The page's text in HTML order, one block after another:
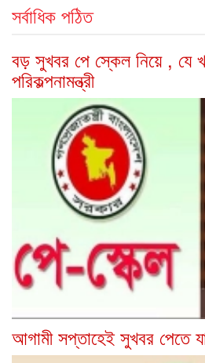
সর্বাধিক পঠিত
বড় সুখবর পে স্কেল নিয়ে , যে
পরিকল্পনামন্ত্রী
আগামী সপ্তাহেই সুখবর পেতে